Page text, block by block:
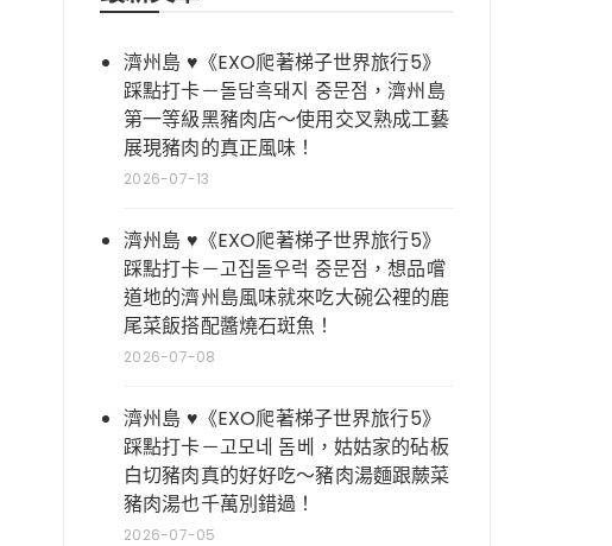
濟州島 ♥《EXO爬著梯子世界旅行5》
踩點打卡－돌담흑돼지 중문점，濟州島
第一等級黑豬肉店～使用交叉熟成工藝
展現豬肉的真正風味！
2026-07-13
濟州島 ♥《EXO爬著梯子世界旅行5》
踩點打卡－고집돌우럭 중문점，想品嚐
道地的濟州島風味就來吃大碗公裡的鹿
尾菜飯搭配醬燒石斑魚！
2026-07-08
濟州島 ♥《EXO爬著梯子世界旅行5》
踩點打卡－고모네 돔베，姑姑家的砧板
白切豬肉真的好好吃～豬肉湯麵跟蕨菜
豬肉湯也千萬別錯過！
2026-07-05